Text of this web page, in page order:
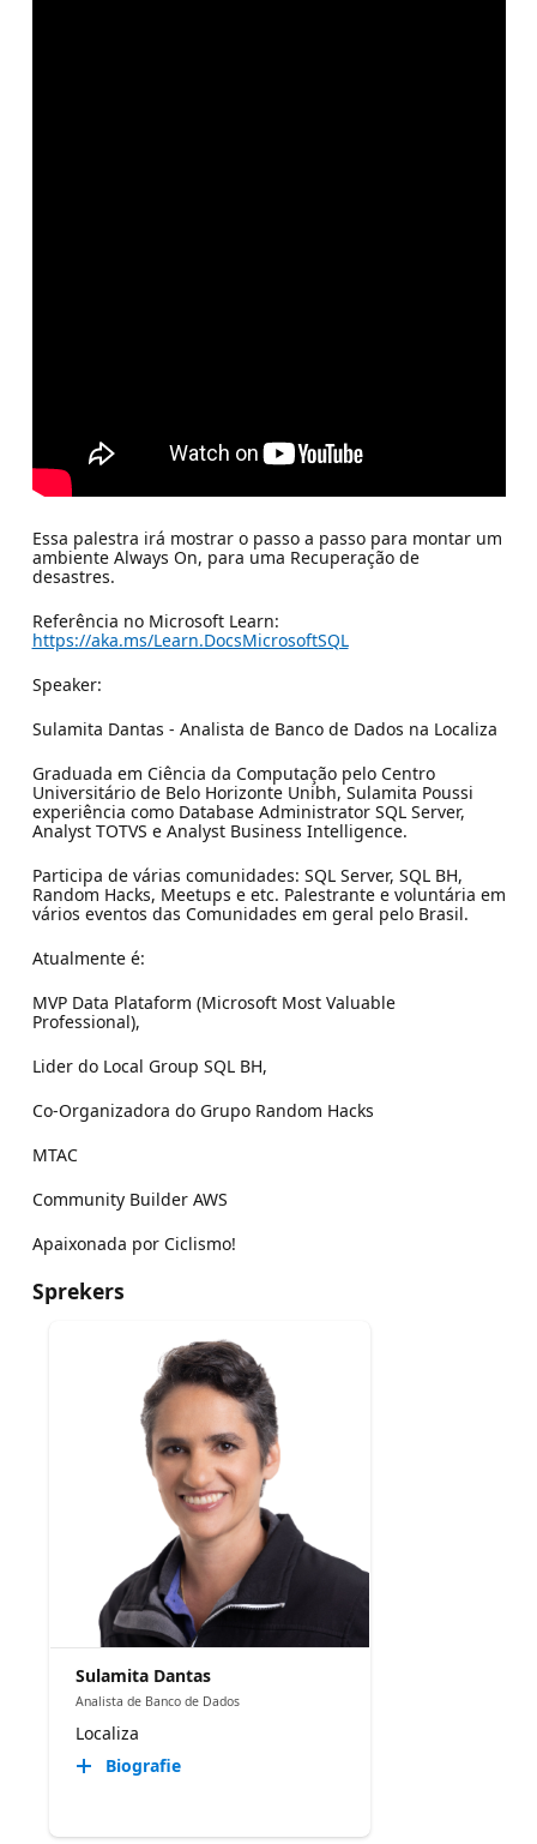
Essa palestra irá mostrar o passo a passo para montar um
ambiente Always On, para uma Recuperação de
desastres.
Referência no Microsoft Learn:
https://aka.ms/Learn.DocsMicrosoftSQL
Speaker:
Sulamita Dantas - Analista de Banco de Dados na Localiza
Graduada em Ciência da Computação pelo Centro
Universitário de Belo Horizonte Unibh, Sulamita Poussi
experiência como Database Administrator SQL Server,
Analyst TOTVS e Analyst Business Intelligence.
Participa de várias comunidades: SQL Server, SQL BH,
Random Hacks, Meetups e etc. Palestrante e voluntária em
vários eventos das Comunidades em geral pelo Brasil.
Atualmente é:
MVP Data Plataform (Microsoft Most Valuable
Professional),
Lider do Local Group SQL BH,
Co-Organizadora do Grupo Random Hacks
MTAC
Community Builder AWS
Apaixonada por Ciclismo!
Sprekers
Sulamita Dantas
Analista de Banco de Dados
Localiza
Biografie